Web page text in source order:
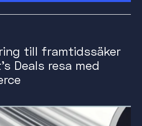
till framtidssäker
Deals resa med